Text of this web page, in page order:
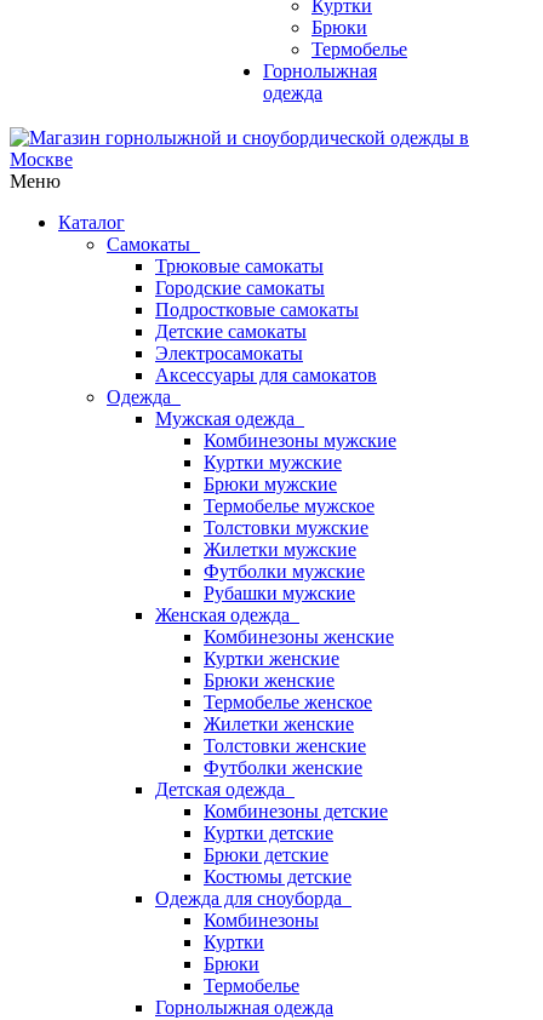
Куртки
Брюки
Термобелье
Горнолыжная
одежда
Меню
Каталог
Самокаты
Трюковые самокаты
Городские самокаты
Подростковые самокаты
Детские самокаты
Электросамокаты
Аксессуары для самокатов
Одежда
Мужская одежда
Комбинезоны мужские
Куртки мужские
Брюки мужские
Термобелье мужское
Толстовки мужские
Жилетки мужские
Футболки мужские
Рубашки мужские
Женская одежда
Комбинезоны женские
Куртки женские
Брюки женские
Термобелье женское
Жилетки женские
Толстовки женские
Футболки женские
Детская одежда
Комбинезоны детские
Куртки детские
Брюки детские
Костюмы детские
Одежда для сноуборда
Комбинезоны
Куртки
Брюки
Термобелье
Горнолыжная одежда